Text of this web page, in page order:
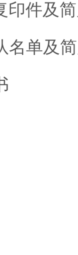
印件及
名单及